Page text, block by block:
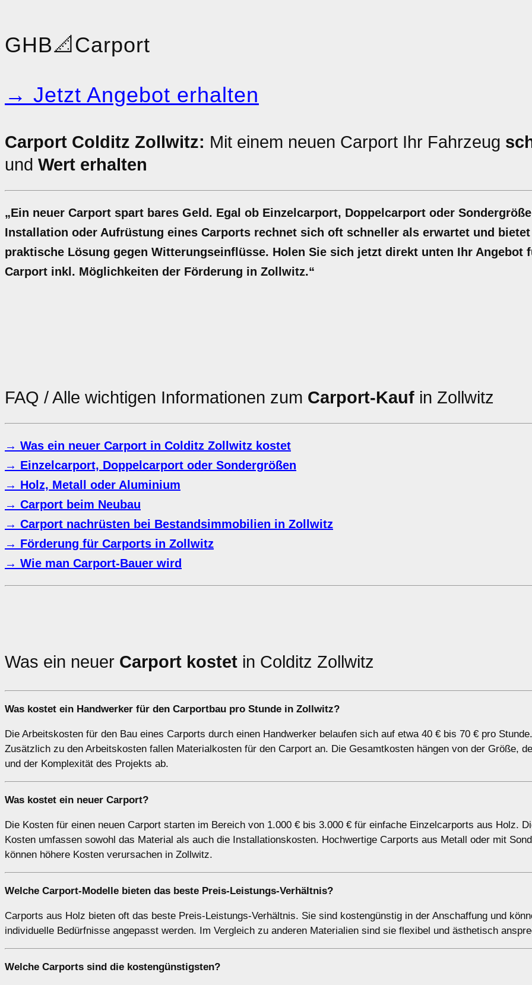
GHB📐Carport
→ Jetzt Angebot erhalten
Carport Colditz Zollwitz: Mit einem neuen Carport Ihr Fahrzeug
und Wert erhalten
„Ein neuer Carport spart bares Geld. Egal ob Einzelcarport, Doppelcarport oder
Installation oder Aufrüstung eines Carports rechnet sich oft schneller als erwartet und
praktische Lösung gegen Witterungseinflüsse. Holen Sie sich jetzt direkt unten Ihr Angebot
Carport inkl. Möglichkeiten der Förderung in Zollwitz.“
FAQ / Alle wichtigen Informationen zum Carport-Kauf in Zollwitz
→ Was ein neuer Carport in Colditz Zollwitz kostet
→ Einzelcarport, Doppelcarport oder Sondergrößen
→ Holz, Metall oder Aluminium
→ Carport beim Neubau
→ Carport nachrüsten bei Bestandsimmobilien in Zollwitz
→ Förderung für Carports in Zollwitz
→ Wie man Carport-Bauer wird
Was ein neuer Carport kostet in Colditz Zollwitz
Was kostet ein Handwerker für den Carportbau pro Stunde in Zollwitz?
Die Arbeitskosten für den Bau eines Carports durch einen Handwerker belaufen sich auf etwa 40 € bis 70 € pro Stunde.
Zusätzlich zu den Arbeitskosten fallen Materialkosten für den Carport an. Die Gesamtkosten hängen von der Größe,
und der Komplexität des Projekts ab.
Was kostet ein neuer Carport?
Die Kosten für einen neuen Carport starten im Bereich von 1.000 € bis 3.000 € für einfache Einzelcarports aus Holz.
Kosten umfassen sowohl das Material als auch die Installationskosten. Hochwertige Carports aus Metall oder mit
können höhere Kosten verursachen in Zollwitz.
Welche Carport-Modelle bieten das beste Preis-Leistungs-Verhältnis?
Carports aus Holz bieten oft das beste Preis-Leistungs-Verhältnis. Sie sind kostengünstig in der Anschaffung und
individuelle Bedürfnisse angepasst werden. Im Vergleich zu anderen Materialien sind sie flexibel und ästhetisch
Welche Carports sind die kostengünstigsten?